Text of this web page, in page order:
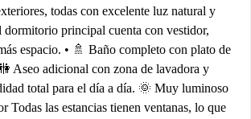
todas con excelente luz natural y
principal cuenta con vestidor,
espacio. • 🚿 Baño completo con plato de
Aseo adicional con zona de lavadora y
total para el día a día. 🌞 Muy luminoso
Todas las estancias tienen ventanas, lo que